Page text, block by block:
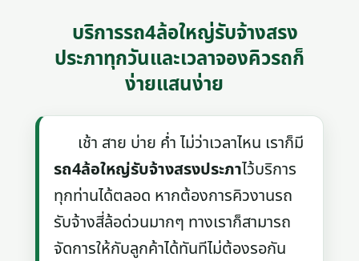
บริการรถ4ล้อใหญ่รับจ้างสรง
ประภาทุกวันและเวลาจองคิวรถก็
ง่ายแสนง่าย
เช้า สาย บ่าย ค่ำ ไม่ว่าเวลาไหน เราก็มี
รถ4ล้อใหญ่รับจ้างสรงประภาไว้บริการ
ทุกท่านได้ตลอด หากต้องการคิวงานรถ
รับจ้างสี่ล้อด่วนมากๆ ทางเราก็สามารถ
จัดการให้กับลูกค้าได้ทันทีไม่ต้องรอกัน